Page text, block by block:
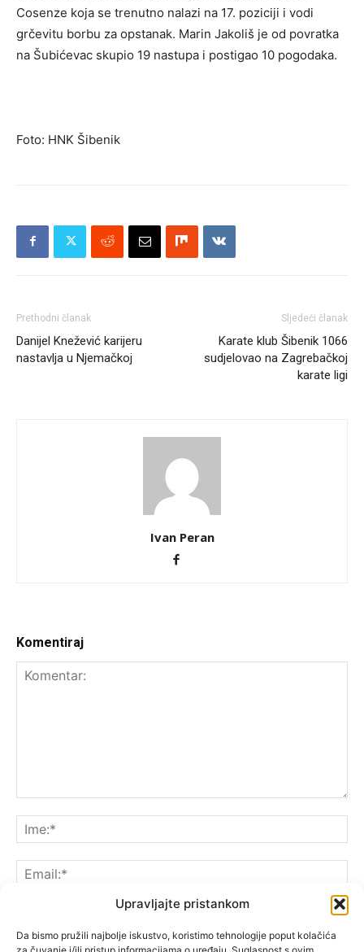
Upravljajte pristankom
Da bismo pružili najbolje iskustvo, koristimo tehnologije poput kolačića
Cosenze koja se trenutno nalazi na 17. poziciji i vodi
grčevitu borbu za opstanak. Marin Jakoliš je od povratka
na Šubićevac skupio 19 nastupa i postigao 10 pogodaka.
Foto: HNK Šibenik
Prethodni članak
Danijel Knežević karijeru
nastavlja u Njemačkoj
Sljedeći članak
Karate klub Šibenik 1066
sudjelovao na Zagrebačkoj
karate ligi
Ivan Peran
Komentiraj